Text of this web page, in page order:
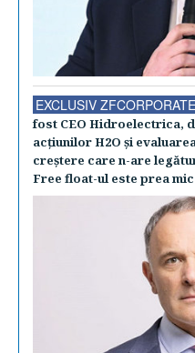
EXCLUSIV ZFCORPORATE
fost CEO Hidroelectrica,
acţiunilor H2O şi
creştere care n-are
Free float-ul este prea mic